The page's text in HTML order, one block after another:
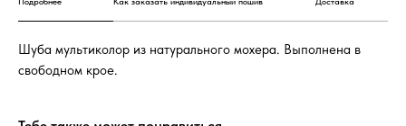
Шуба мультиколор из натурального мохера. Выполнена в
свободном крое.